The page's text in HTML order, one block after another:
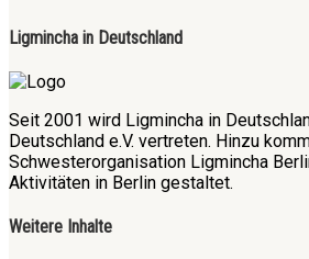
Ligmincha in Deutschland
Seit 2001 wird Ligmincha in
Deutschland e.V. vertreten. Hinzu
Schwesterorganisation Ligmincha
Aktivitäten in Berlin gestaltet.
Weitere Inhalte